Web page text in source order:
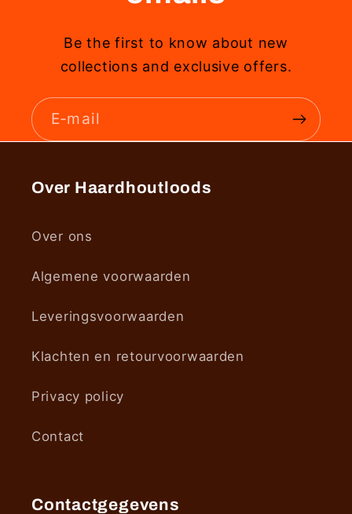
Be the first to know about new
collections and exclusive offers.
E‑mail
Over Haardhoutloods
Over ons
Algemene voorwaarden
Leveringsvoorwaarden
Klachten en retourvoorwaarden
Privacy policy
Contact
Contactgegevens